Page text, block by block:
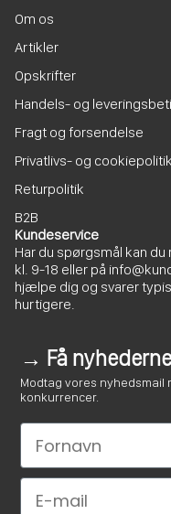
Om os
Artikler
Opskrifter
Handels- og
Fragt og forsendelse
Privatlivs- og cookiepolitik
Returpolitik
B2B
Kundeservice
Har du spørgsmål kan du
kl. 9-18 eller på
hjælpe dig og svarer
hurtigere.
→ Få
Modtag vores nyhedsmail
konkurrencer.
Le nom
Email